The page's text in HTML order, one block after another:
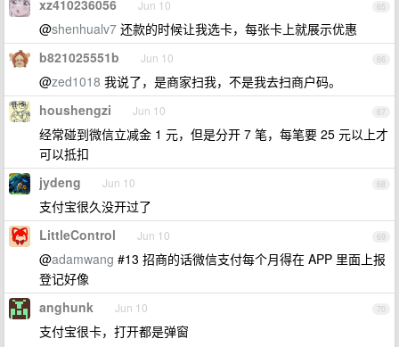
65
xz410236056 Jun 10
@shenhualv7 还款的时候让我选卡，每张卡上就展示优惠
66
b821025551b Jun 10
@zed1018 我说了，是商家扫我，不是我去扫商户码。
67
houshengzi Jun 10
经常碰到微信立减金 1 元，但是分开 7 笔，每笔要 25 元以上才
可以抵扣
68
jydeng Jun 10
支付宝很久没开过了
69
LittleControl Jun 10
@adamwang #13 招商的话微信支付每个月得在 APP 里面上报
登记好像
70
anghunk Jun 10
支付宝很卡，打开都是弹窗